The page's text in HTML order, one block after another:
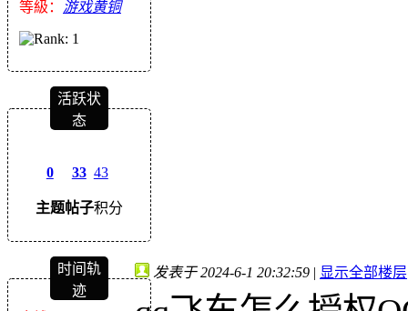
等級： 游戏黄铜
活跃状
态
0
主题
33
帖子
43
积分
时间轨
迹
发表于 2024-6-1 20:32:59 | 显示全部楼层